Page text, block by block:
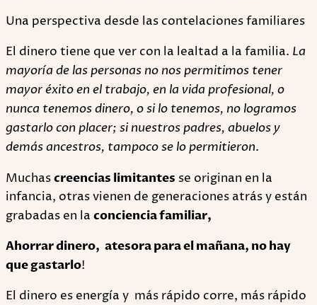
Una perspectiva desde las contelaciones familiares
El dinero tiene que ver con la lealtad a la familia. La
mayoría de las personas no nos permitimos tener
mayor éxito en el trabajo, en la vida profesional, o
nunca tenemos dinero, o si lo tenemos, no logramos
gastarlo con placer; si nuestros padres, abuelos y
demás ancestros, tampoco se lo permitieron.
Muchascreencias limitantes se originan en la
infancia, otras vienen de generaciones atrás y están
grabadas en la conciencia familiar,
Ahorrar dinero, atesora para el mañana, no hay
que gastarlo!
El dinero es energía y más rápido corre, más rápido